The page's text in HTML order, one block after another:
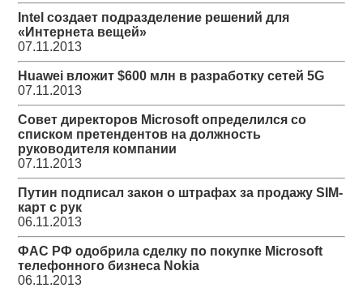
Intel создает подразделение решений для
«Интернета вещей»
07.11.2013
Huawei вложит $600 млн в разработку сетей 5G
07.11.2013
Совет директоров Microsoft определился со
списком претендентов на должность
руководителя компании
07.11.2013
Путин подписал закон о штрафах за продажу SIM-
карт с рук
06.11.2013
ФАС РФ одобрила сделку по покупке Microsoft
телефонного бизнеса Nokia
06.11.2013